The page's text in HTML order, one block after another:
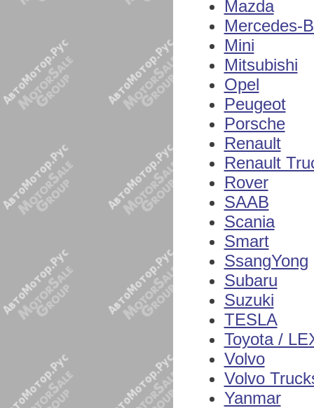
Mazda
Mercedes-
Mini
Mitsubishi
Opel
Peugeot
Porsche
Renault
Renault
Rover
SAAB
Scania
Smart
SsangYong
Subaru
Suzuki
TESLA
Toyota /
Volvo
Volvo
Yanmar